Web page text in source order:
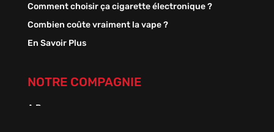
Comment choisir ça cigarette électronique ?
Combien coûte vraiment la vape ?
En Savoir Plus
NOTRE COMPAGNIE
A Propos